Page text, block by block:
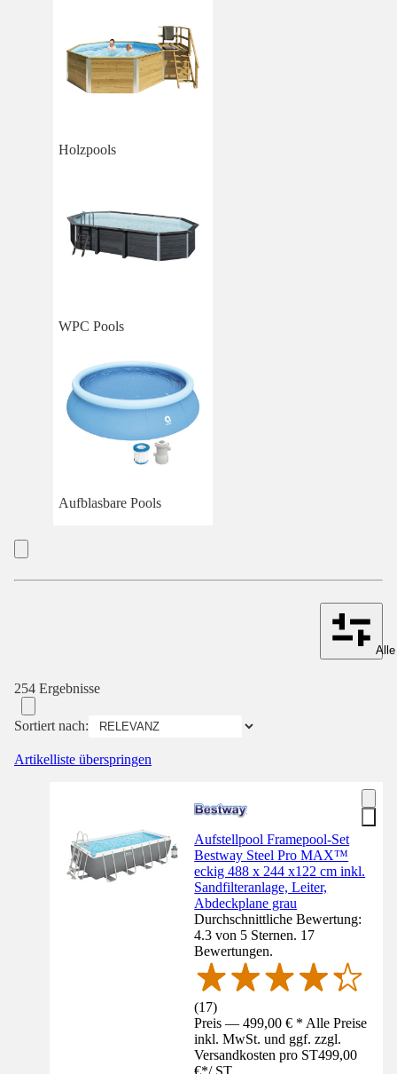
Holzpools
WPC Pools
Aufblasbare Pools
254 Ergebnisse
Sortiert nach:
Artikelliste überspringen
Aufstellpool Framepool-Set
Bestway Steel Pro MAX™
eckig 488 x 244 x122 cm inkl.
Sandfilteranlage, Leiter,
Abdeckplane grau
Durchschnittliche Bewertung:
4.3 von 5 Sternen. 17
Bewertungen.
(17)
Preis — 499,00 € * Alle Preise
inkl. MwSt. und ggf. zzgl.
Versandkosten pro ST499,00
€*/ ST